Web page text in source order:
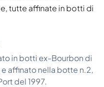
tutte affinate in botti di
in botti ex-Bourbon di
affinato nella botte n.2,
del 1997.